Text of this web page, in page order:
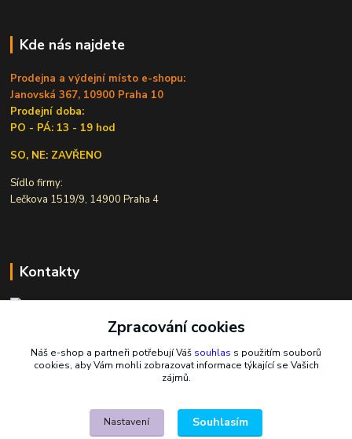
Kde nás najdete
Prodejna a výdejní místo e-shopu:
Janovská 367, 10900 Praha 10
Prodejní doba:
PO - PÁ: 13 - 19 hod
SO, NE: ZAVŘENO
Sídlo firmy:
Lečkova 1519/9, 14900 Praha 4
Kontakty
Ivana Šiková
+420 607 146 238
Po-Pá, 8-18 hod.
Zpracování cookies
Náš e-shop a partneři potřebují Váš souhlas s použitím souborů
cookies, aby Vám mohli zobrazovat informace týkající se Vašich
zájmů.
Nastavení Souhlasím